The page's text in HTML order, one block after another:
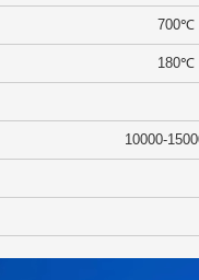
700℃
180℃
10000-